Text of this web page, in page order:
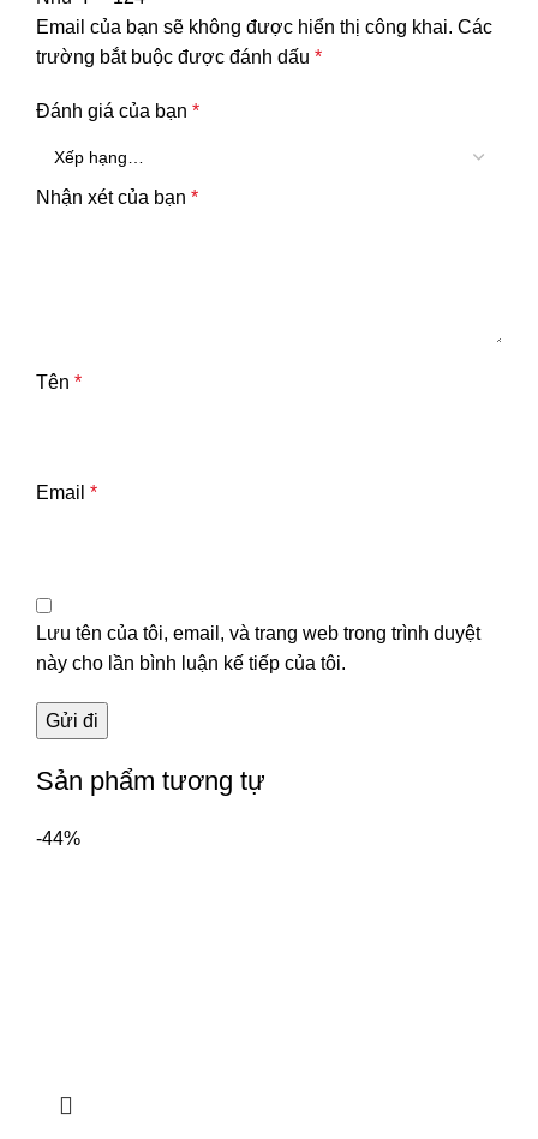
Email của bạn sẽ không được hiển thị công khai. Các
trường bắt buộc được đánh dấu *
Đánh giá của bạn *
Nhận xét của bạn *
Tên *
Email *
Lưu tên của tôi, email, và trang web trong trình duyệt
này cho lần bình luận kế tiếp của tôi.
Sản phẩm tương tự
-44%